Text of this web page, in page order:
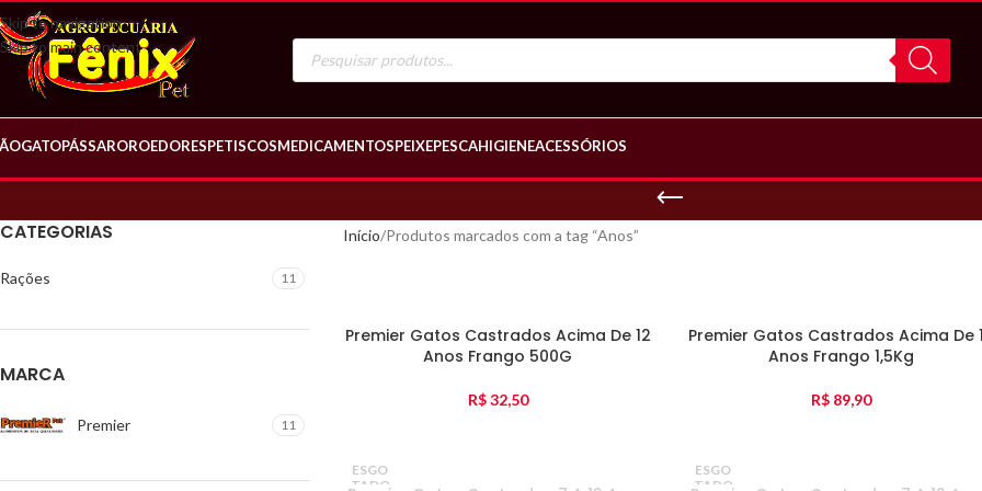
Skip to navigation
Skip to main content
GATOPÁSSAROROEDORESPETISCOSMEDICAMENTOSPEIXEPESCAHIGIENEACESSÓRIOS
CATEGORIAS
Rações 11
MARCA
Premier 11
Início Produtos marcados com a tag “Anos”
Premier Gatos Castrados Acima De 12
Anos Frango 500G
R$32,50
Premier Gatos Castrados Acima De
Anos Frango 1,5Kg
R$89,90
ESGO
TADO
ESGO
TADO